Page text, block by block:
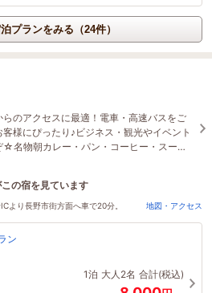
プランをみる（24件）
らのアクセスに最適！電車・高速バスをご
客様にぴったり♪ビジネス・観光やイベント
☆名物朝カレー・パン・コーヒー・スープ
食サービス付！(^^)
の宿を見ています
前に予約されました
より長野市街方面へ車で20分。 地図・アクセス
ン
1泊 大人2名 合計(税込)